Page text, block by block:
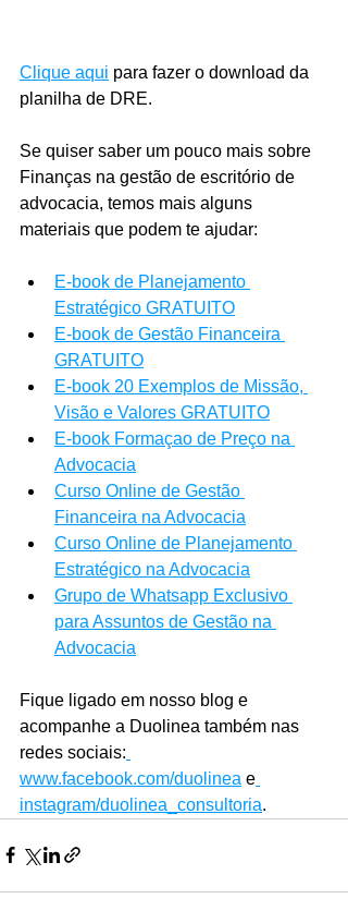
Clique aqui para fazer o download da
planilha de DRE.
Se quiser saber um pouco mais sobre
Finanças na gestão de escritório de
advocacia, temos mais alguns
materiais que podem te ajudar:
E-book de Planejamento
Estratégico GRATUITO
E-book de Gestão Financeira
GRATUITO
E-book 20 Exemplos de Missão,
Visão e Valores GRATUITO
E-book Formaçao de Preço na
Advocacia
Curso Online de Gestão
Financeira na Advocacia
Curso Online de Planejamento
Estratégico na Advocacia
Grupo de Whatsapp Exclusivo
para Assuntos de Gestão na
Advocacia
Fique ligado em nosso blog e
acompanhe a Duolinea também nas
redes sociais:
www.facebook.com/duolinea e
instagram/duolinea_consultoria.